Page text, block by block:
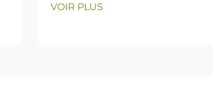
VOIR PLUS